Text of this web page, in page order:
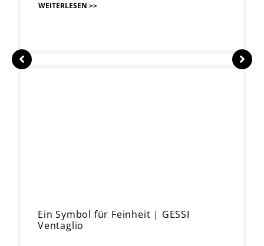
WEITERLESEN >>
Ein Symbol für Feinheit | GESSI
Ventaglio